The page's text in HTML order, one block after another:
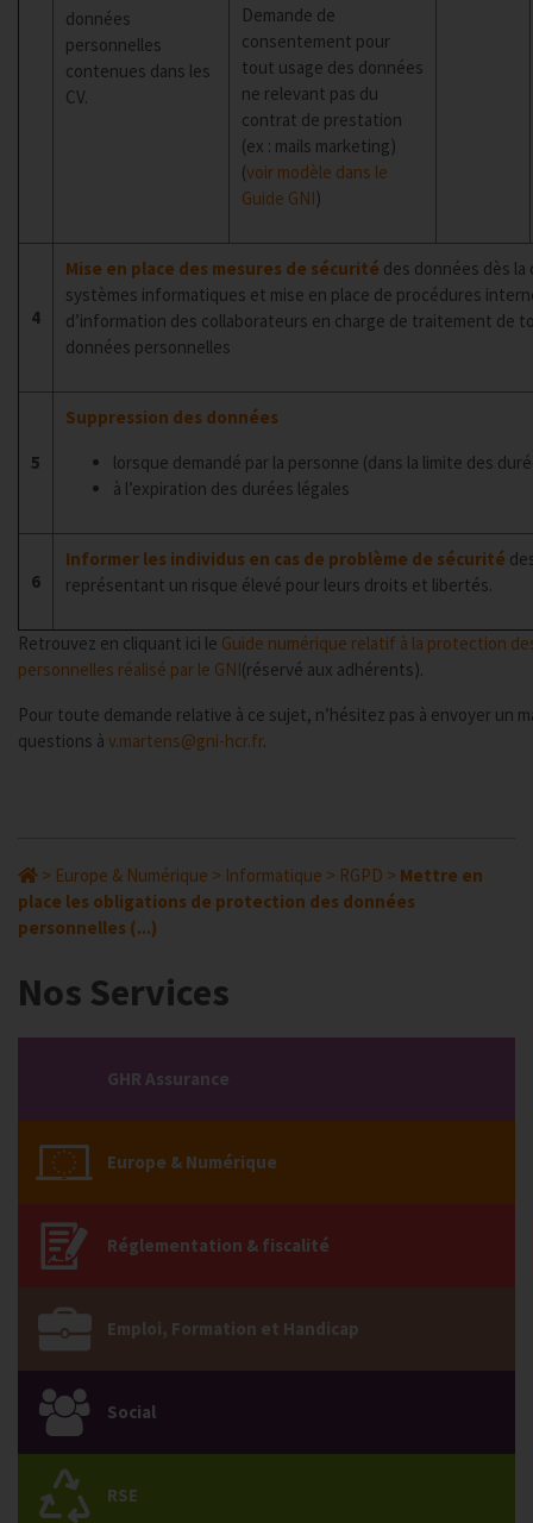
données
personnelles
contenues dans les
CV.
Demande de
consentement pour
tout usage des données
ne relevant pas du
contrat de prestation
(ex : mails marketing)
(voir modèle dans le
Guide GNI)
4
Mise en place des mesures de sécurité des données dès
systèmes informatiques et mise en place de procédures
d’information des collaborateurs en charge de traitement de
données personnelles
5
Suppression des données
lorsque demandé par la personne (dans la limite des
à l’expiration des durées légales
6
Informer les individus en cas de problème de sécurité
représentant un risque élevé pour leurs droits et libertés.
Retrouvez en cliquant ici le Guide numérique relatif à la protection
personnelles réalisé par le GNI(réservé aux adhérents).
Pour toute demande relative à ce sujet, n’hésitez pas à envoyer un
questions à v.martens@gni-hcr.fr.
> Europe & Numérique > Informatique > RGPD > Mettre en
place les obligations de protection des données
personnelles (...)
Nos Services
GHR Assurance
Europe & Numérique
Réglementation & fiscalité
Emploi, Formation et Handicap
Social
RSE